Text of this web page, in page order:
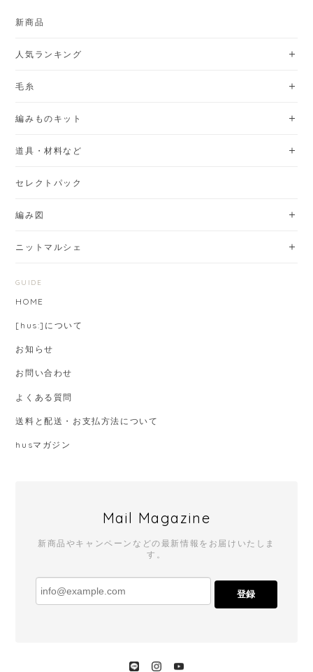
新商品
人気ランキング
毛糸
編みものキット
道具・材料など
セレクトパック
編み図
ニットマルシェ
GUIDE
HOME
[hus:]について
お知らせ
お問い合わせ
よくある質問
送料と配送・お支払方法について
husマガジン
Mail Magazine
新商品やキャンペーンなどの最新情報をお届けいたしま
す。
登録